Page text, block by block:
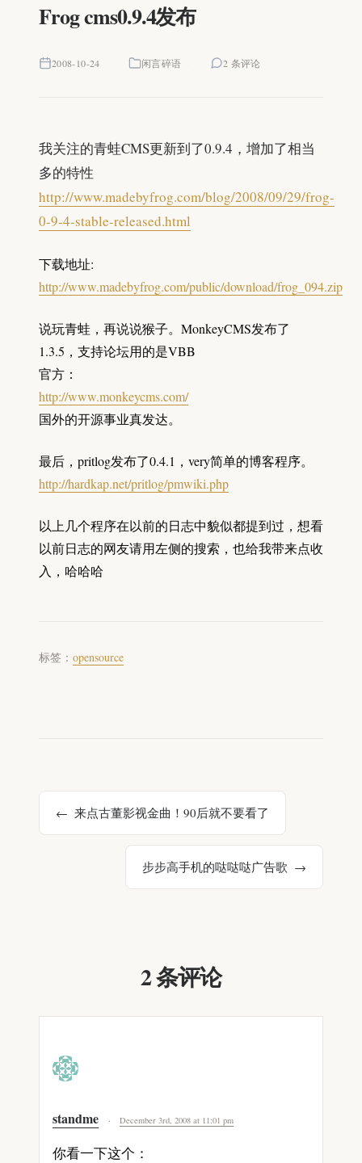
Frog cms0.9.4发布
2008-10-24 闲言碎语 2 条评论
我关注的青蛙CMS更新到了0.9.4，增加了相当
多的特性
http://www.madebyfrog.com/blog/2008/09/29/frog-
0-9-4-stable-released.html
下载地址:
http://www.madebyfrog.com/public/download/frog_094.zip
说玩青蛙，再说说猴子。MonkeyCMS发布了
1.3.5，支持论坛用的是VBB
官方：
http://www.monkeycms.com/
国外的开源事业真发达。
最后，pritlog发布了0.4.1，very简单的博客程序。
http://hardkap.net/pritlog/pmwiki.php
以上几个程序在以前的日志中貌似都提到过，想看
以前日志的网友请用左侧的搜索，也给我带来点收
入，哈哈哈
标签： opensource
来点古董影视金曲！90后就不要看了
步步高手机的哒哒哒广告歌
2 条评论
standme December 3rd, 2008 at 11:01 pm
你看一下这个：